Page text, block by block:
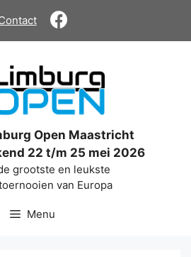
Open Maastricht
22 t/m 25 mei 2026
grootste en leukste
van Europa
Menu